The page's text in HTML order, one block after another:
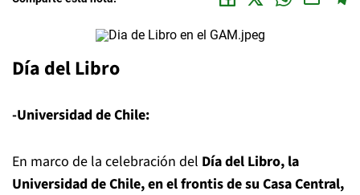
Día del Libro
-Universidad de Chile:
En marco de la celebración del Día del Libro, la
Universidad de Chile, en el frontis de su Casa Central,